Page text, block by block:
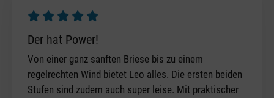
Review with rating of 5 out of 5 stars
Der hat Power!
Von einer ganz sanften Briese bis zu einem
regelrechten Wind bietet Leo alles. Die ersten beiden
Stufen sind zudem auch super leise. Mit praktischer